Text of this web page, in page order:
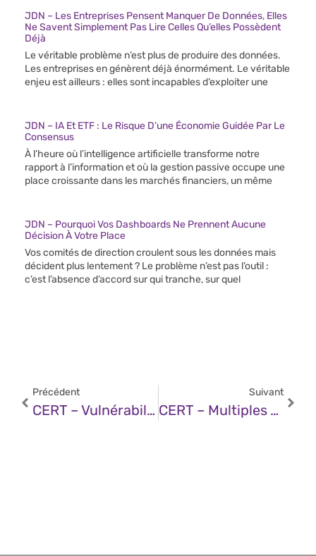
JDN – Les Entreprises Pensent Manquer De Données, Elles
Ne Savent Simplement Pas Lire Celles Qu’elles Possèdent
Déjà
Le véritable problème n’est plus de produire des données.
Les entreprises en génèrent déjà énormément. Le véritable
enjeu est ailleurs : elles sont incapables d’exploiter une
JDN – IA Et ETF : Le Risque D’une Économie Guidée Par Le
Consensus
À l’heure où l’intelligence artificielle transforme notre
rapport à l’information et où la gestion passive occupe une
place croissante dans les marchés financiers, un même
JDN – Pourquoi Vos Dashboards Ne Prennent Aucune
Décision À Votre Place
Vos comités de direction croulent sous les données mais
décident plus lentement ? Le problème n’est pas l’outil :
c’est l’absence d’accord sur qui tranche, sur quel
Précédent
CERT – Vulnérabilité Dans Apache Struts (05 Décembre 2025)
Suivant
CERT – Multiples Vulnérabilités Dans Microsoft CBL Mariner (05 Décembre 2025)